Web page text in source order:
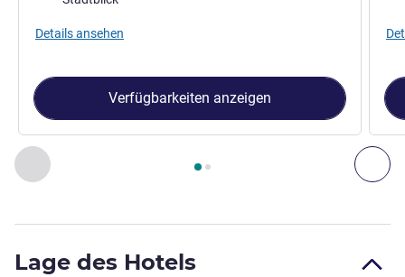
Zurück - Zimmer
Seite1 , Zimmer 1 : Standard Zimmer mit 1 Queen-
Details ansehen
Verfügbarkeiten anzeigen
Lage des Hotels